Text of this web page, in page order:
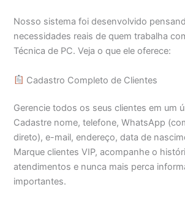
Nosso sistema foi desenvolvido
necessidades reais de quem trabalha
Técnica de PC. Veja o que ele oferece:
Cadastro Completo de Clientes
Gerencie todos os seus clientes em um
Cadastre nome, telefone, WhatsApp
direto), e-mail, endereço, data de
Marque clientes VIP, acompanhe o
atendimentos e nunca mais perca
importantes.